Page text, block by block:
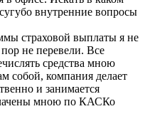
внутренние вопросы
страховой выплаты я не
не перевели. Все
средства мною
собой, компания делает
и занимается
мною по КАСКо